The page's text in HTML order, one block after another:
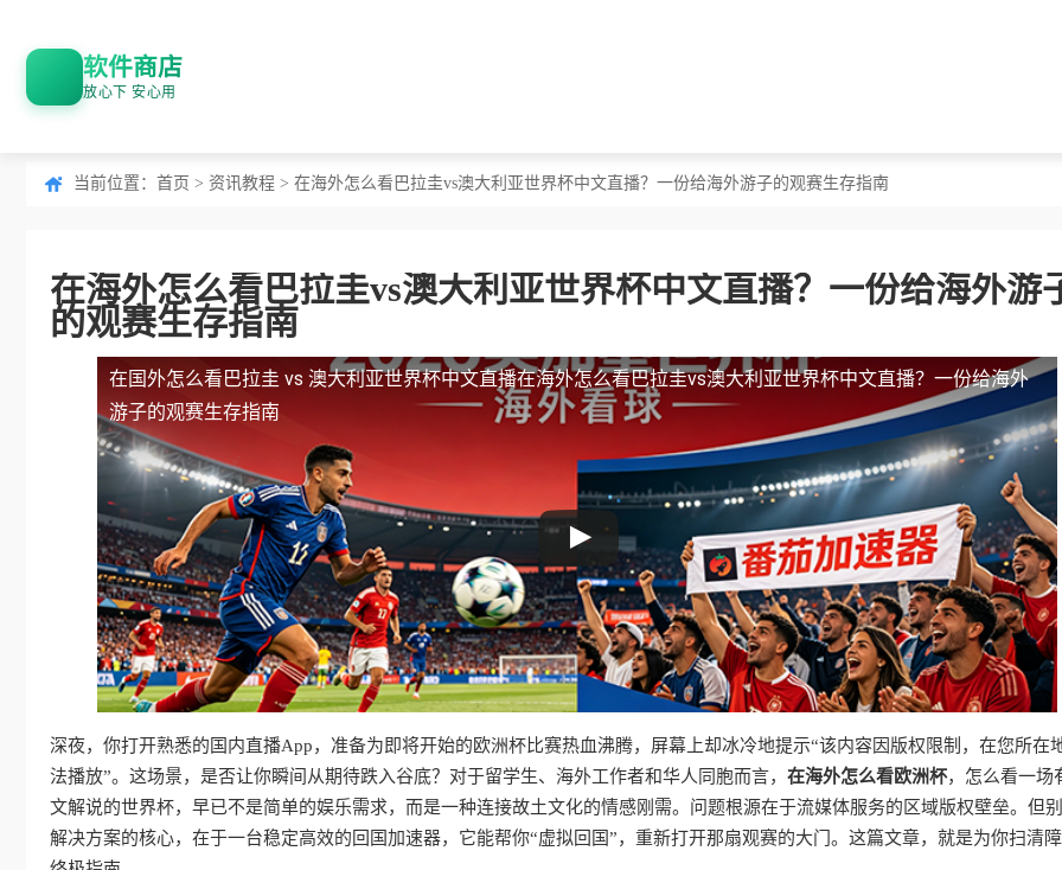
软件商店
放心下 安心用
当前位置： 首页 > 资讯教程 > 在海外怎么看巴拉圭vs澳大利亚世界杯中文直播？一份给海外游子的观赛生存指南
在海外怎么看巴拉圭vs澳大利亚世界杯中文直播？一份给海外游
的观赛生存指南
在国外怎么看巴拉圭 vs 澳大利亚世界杯中文直播在海外怎么看巴拉圭vs澳大利亚世界杯中文直播？一份给海外
游子的观赛生存指南
深夜，你打开熟悉的国内直播App，准备为即将开始的欧洲杯比赛热血沸腾，屏幕上却冰冷地提示“该内容因版权限制，在您所在
法播放”。这场景，是否让你瞬间从期待跌入谷底？对于留学生、海外工作者和华人同胞而言， 在海外怎么看欧洲杯，怎么看一场
文解说的世界杯，早已不是简单的娱乐需求，而是一种连接故土文化的情感刚需。问题根源在于流媒体服务的区域版权壁垒。但别
解决方案的核心，在于一台稳定高效的回国加速器，它能帮你“虚拟回国”，重新打开那扇观赛的大门。这篇文章，就是为你扫清